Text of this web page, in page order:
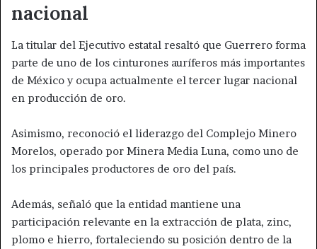
nacional
La titular del Ejecutivo estatal resaltó que Guerrero forma
parte de uno de los cinturones auríferos más importantes
de México y ocupa actualmente el tercer lugar nacional
en producción de oro.
Asimismo, reconoció el liderazgo del Complejo Minero
Morelos, operado por Minera Media Luna, como uno de
los principales productores de oro del país.
Además, señaló que la entidad mantiene una
participación relevante en la extracción de plata, zinc,
plomo e hierro, fortaleciendo su posición dentro de la